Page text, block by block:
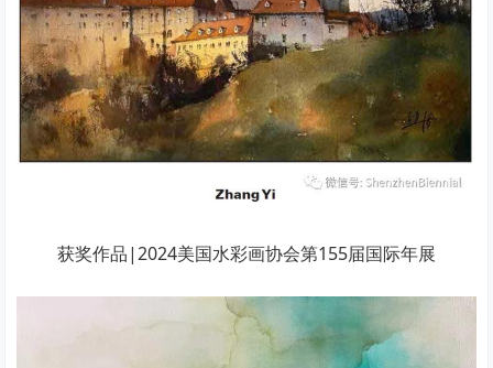
获奖作品|2024美国水彩画协会第155届国际年展